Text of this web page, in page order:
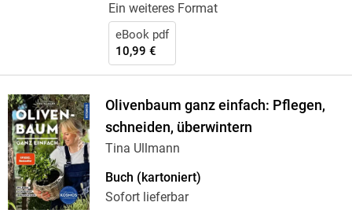
Ein weiteres Format
eBook pdf
10,99 €
Olivenbaum ganz einfach: Pflegen,
schneiden, überwintern
Tina Ullmann
Buch (kartoniert)
Sofort lieferbar